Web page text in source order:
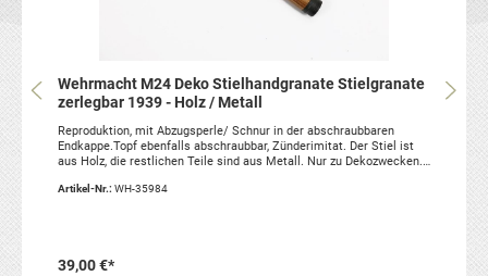
Wehrmacht M24 Deko Stielhandgranate Stielgranate
zerlegbar 1939 - Holz / Metall
Reproduktion, mit Abzugsperle/ Schnur in der abschraubbaren
Endkappe.Topf ebenfalls abschraubbar, Zünderimitat. Der Stiel ist
aus Holz, die restlichen Teile sind aus Metall. Nur zu Dekozwecken.
Artikel-Nr.: WH-35984
39,00 €*